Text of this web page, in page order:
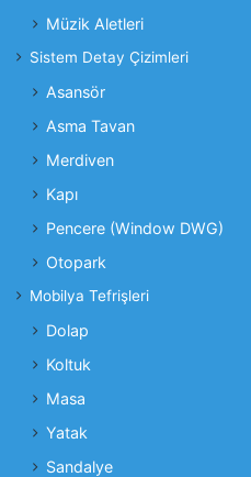
Müzik Aletleri
Sistem Detay Çizimleri
Asansör
Asma Tavan
Merdiven
Kapı
Pencere (Window DWG)
Otopark
Mobilya Tefrişleri
Dolap
Koltuk
Masa
Yatak
Sandalye